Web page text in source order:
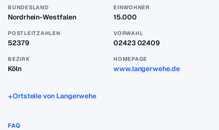
BUNDESLAND
Nordrhein-Westfalen
EINWOHNER
15.000
POSTLEITZAHLEN
52379
VORWAHL
02423 02409
BEZIRK
Köln
HOMEPAGE
www.langerwehe.de
Ortsteile von Langerwehe
FAQ